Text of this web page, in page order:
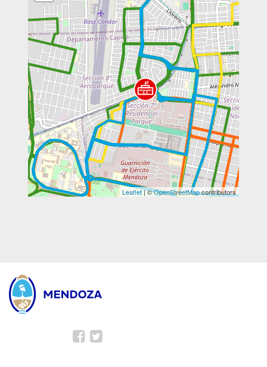
Leaflet| ©OpenStreetMapcontributors